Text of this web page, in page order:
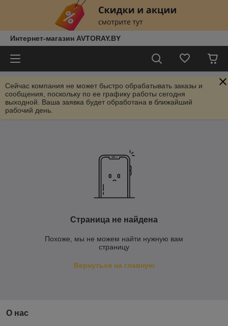
Интернет-магазин AVTORAY.BY
Сейчас компания не может быстро обрабатывать заказы и
сообщения, поскольку по ее графику работы сегодня
выходной. Ваша заявка будет обработана в ближайший
рабочий день.
Страница не найдена
Похоже, мы не можем найти нужную вам
страницу
Вернуться на главную
О нас